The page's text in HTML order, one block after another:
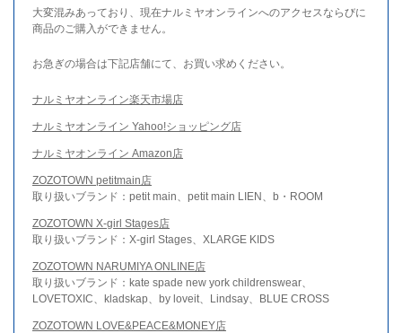
大変混みあっており、現在ナルミヤオンラインへのアクセスならびに
商品のご購入ができません。
お急ぎの場合は下記店舗にて、お買い求めください。
ナルミヤオンライン楽天市場店
ナルミヤオンライン Yahoo!ショッピング店
ナルミヤオンライン Amazon店
ZOZOTOWN petitmain店
取り扱いブランド：petit main、petit main LIEN、b・ROOM
ZOZOTOWN X-girl Stages店
取り扱いブランド：X-girl Stages、XLARGE KIDS
ZOZOTOWN NARUMIYA ONLINE店
取り扱いブランド：kate spade new york childrenswear、
LOVETOXIC、kladskap、by loveit、Lindsay、BLUE CROSS
ZOZOTOWN LOVE&PEACE&MONEY店